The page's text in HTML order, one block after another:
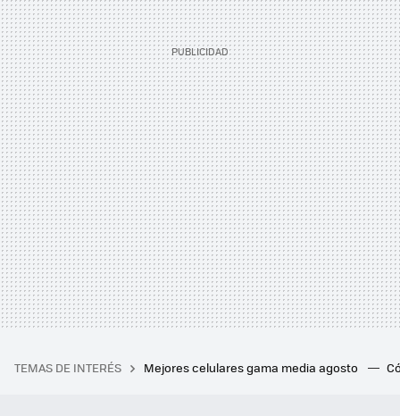
TEMAS DE INTERÉS Mejores celulares gama media agosto